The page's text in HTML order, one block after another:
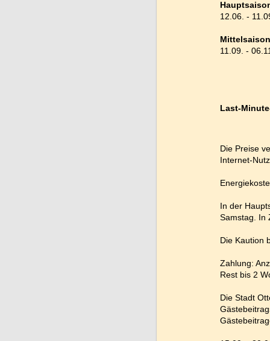
12.06. -
11.09. -
Last-
Die Preise
Internet-
In der
Samstag. In
Die Kaution
Zahlung:
Rest bis 2
Die Stadt